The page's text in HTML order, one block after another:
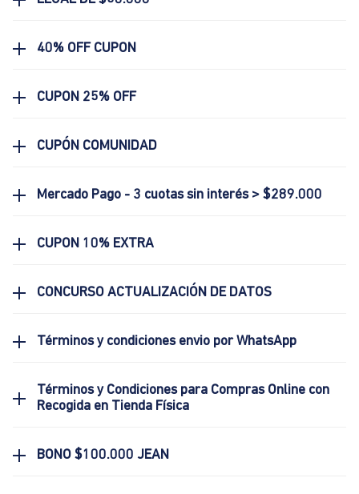
40% OFF CUPON
CUPON 25% OFF
CUPÓN COMUNIDAD
Mercado Pago - 3 cuotas sin interés > $289.000
CUPON 10% EXTRA
CONCURSO ACTUALIZACIÓN DE DATOS
Términos y condiciones envio por WhatsApp
Términos y Condiciones para Compras Online con
Recogida en Tienda Física
BONO $100.000 JEAN